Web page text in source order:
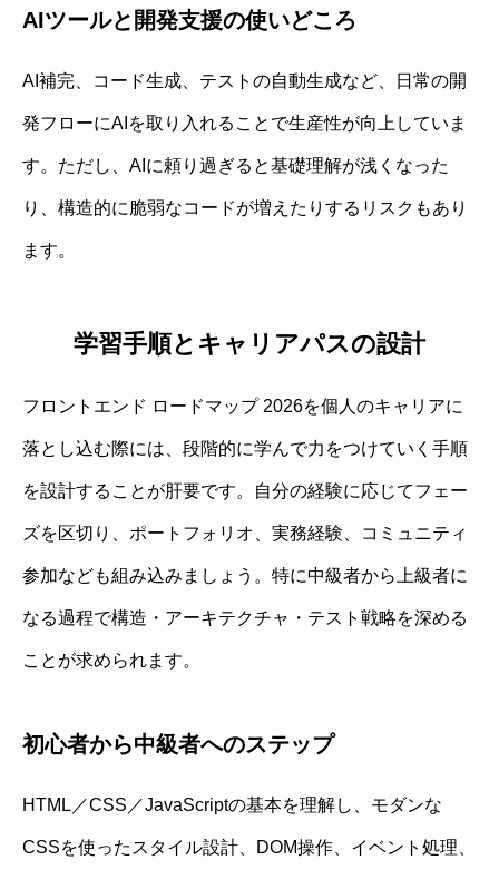
AIツールと開発支援の使いどころ
AI補完、コード生成、テストの自動生成など、日常の開
発フローにAIを取り入れることで生産性が向上していま
す。ただし、AIに頼り過ぎると基礎理解が浅くなった
り、構造的に脆弱なコードが増えたりするリスクもあり
ます。
学習手順とキャリアパスの設計
フロントエンド ロードマップ 2026を個人のキャリアに
落とし込む際には、段階的に学んで力をつけていく手順
を設計することが肝要です。自分の経験に応じてフェー
ズを区切り、ポートフォリオ、実務経験、コミュニティ
参加なども組み込みましょう。特に中級者から上級者に
なる過程で構造・アーキテクチャ・テスト戦略を深める
ことが求められます。
初心者から中級者へのステップ
HTML／CSS／JavaScriptの基本を理解し、モダンな
CSSを使ったスタイル設計、DOM操作、イベント処理、